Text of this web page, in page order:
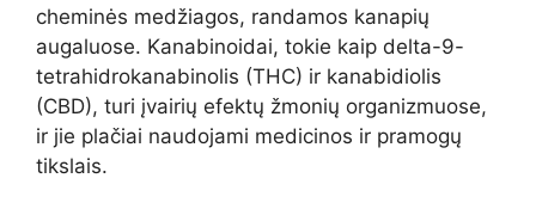
cheminės medžiagos, randamos kanapių
augaluose. Kanabinoidai, tokie kaip delta-9-
tetrahidrokanabinolis (THC) ir kanabidiolis
(CBD), turi įvairių efektų žmonių organizmuose,
ir jie plačiai naudojami medicinos ir pramogų
tikslais.